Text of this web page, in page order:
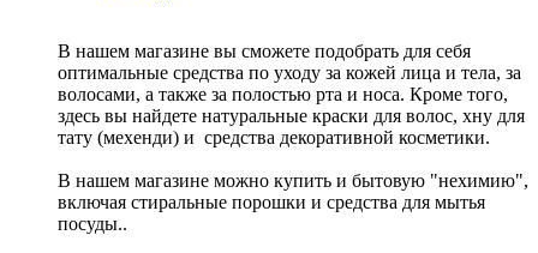
В нашем магазине вы сможете подобрать для себя
оптимальные средства по уходу за кожей лица и тела, за
волосами, а также за полостью рта и носа. Кроме того,
здесь вы найдете натуральные краски для волос, хну для
тату (мехенди) и средства декоративной косметики.
В нашем магазине можно купить и бытовую "нехимию",
включая стиральные порошки и средства для мытья
посуды..